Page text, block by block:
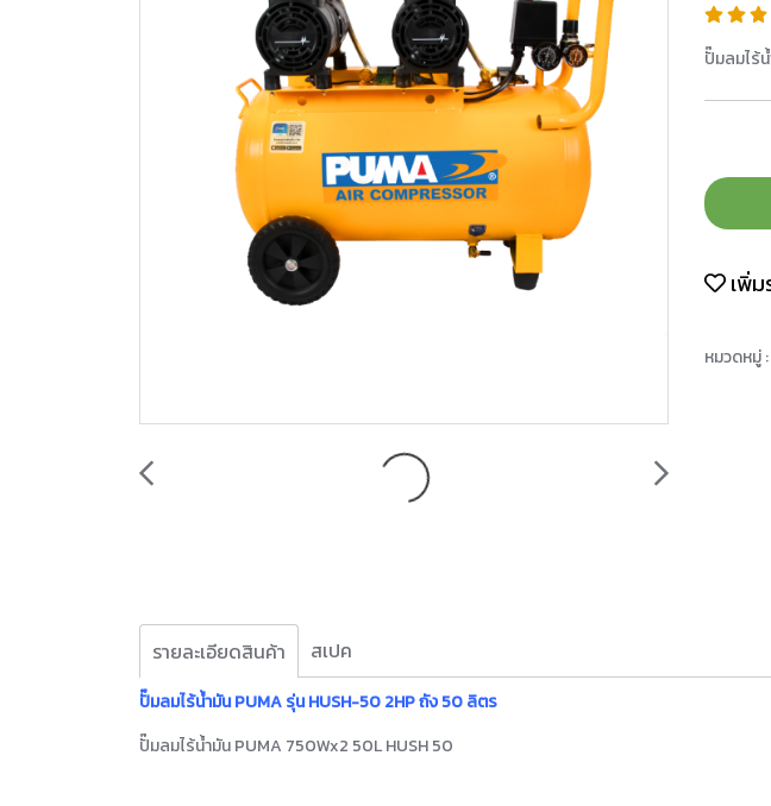
ปั๊มลมไร้
เพิ่
หมวดหมู่ :
รายละเอียดสินค้า สเปค
ปั๊มลมไร้น้ำมัน PUMA รุ่น HUSH-50 2HP ถัง 50 ลิตร
ปั๊มลมไร้น้ำมัน PUMA 750Wx2 50L HUSH 50